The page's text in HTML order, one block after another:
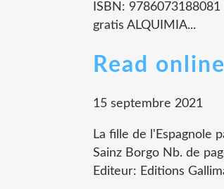
ISBN:
gratis ALQUIMIA...
Read
15 septembre 2021
La fille de l'Espagnole
Sainz Borgo Nb. de
Editeur: Editions